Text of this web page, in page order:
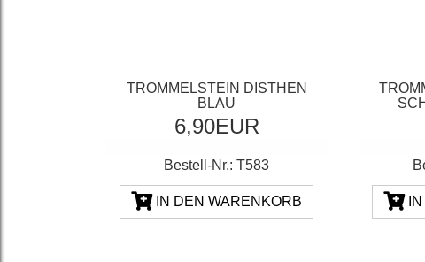
TROMMELSTEIN DISTHEN
BLAU
6,90EUR
Bestell-Nr.: T583
IN DEN WARENKORB